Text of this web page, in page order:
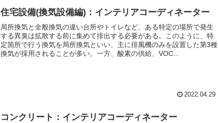
住宅設備(換気設備編)：インテリアコーディネーター
局所換気と全般換気の違い台所やトイレなど、ある特定の場所で発生
する異臭は拡散する前に集めて排出する必要がある。このように、特
定箇所で行う換気を局所換気といい、主に排風機のみを設置した第3種
換気が採用されることが多い。一方、酸素の供給、VOC...
2022.04.29
コンクリート：インテリアコーディネーター